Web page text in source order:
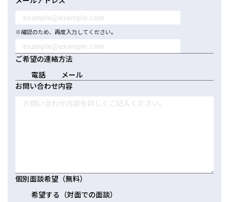
※確認のため、再度入力してください。
ご希望の連絡方法
電話
メール
お問い合わせ内容
個別面談希望（無料）
希望する（対面での面談）